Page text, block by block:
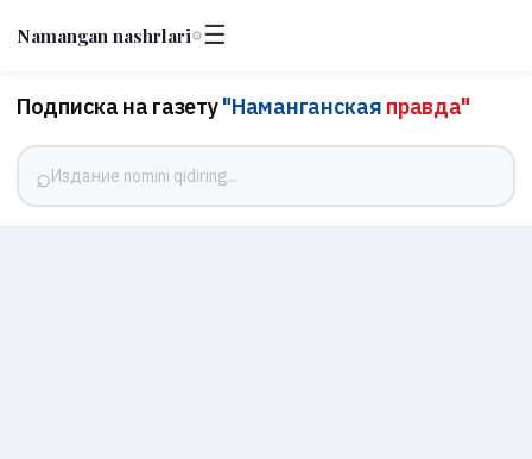
Namangan nashrlari⚙☰
Подписка на газету"Наманганская правда"
⌕